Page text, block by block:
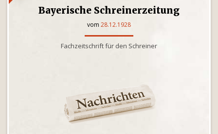
Bayerische Schreinerzeitung
vom 28.12.1928
Fachzeitschrift für den Schreiner